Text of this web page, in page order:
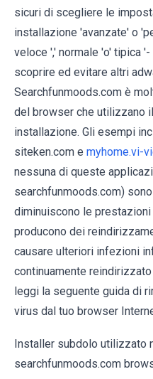
sicuri di scegliere le
installazione 'avanzate' o
veloce ',' normale 'o' tipica
scoprire ed evitare altri
Searchfunmoods.com è
del browser che utilizzano
installazione. Gli esempi
siteken.com e myhome.vi-
nessuna di queste
searchfunmoods.com)
diminuiscono le
producono dei
causare ulteriori infezioni
continuamente
leggi la seguente guida di
virus dal tuo browser
Installer subdolo utilizzato
searchfunmoods.com